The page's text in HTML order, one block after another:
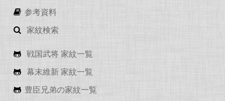
参考資料
家紋検索
戦国武将 家紋一覧
幕末維新 家紋一覧
豊臣兄弟の家紋一覧